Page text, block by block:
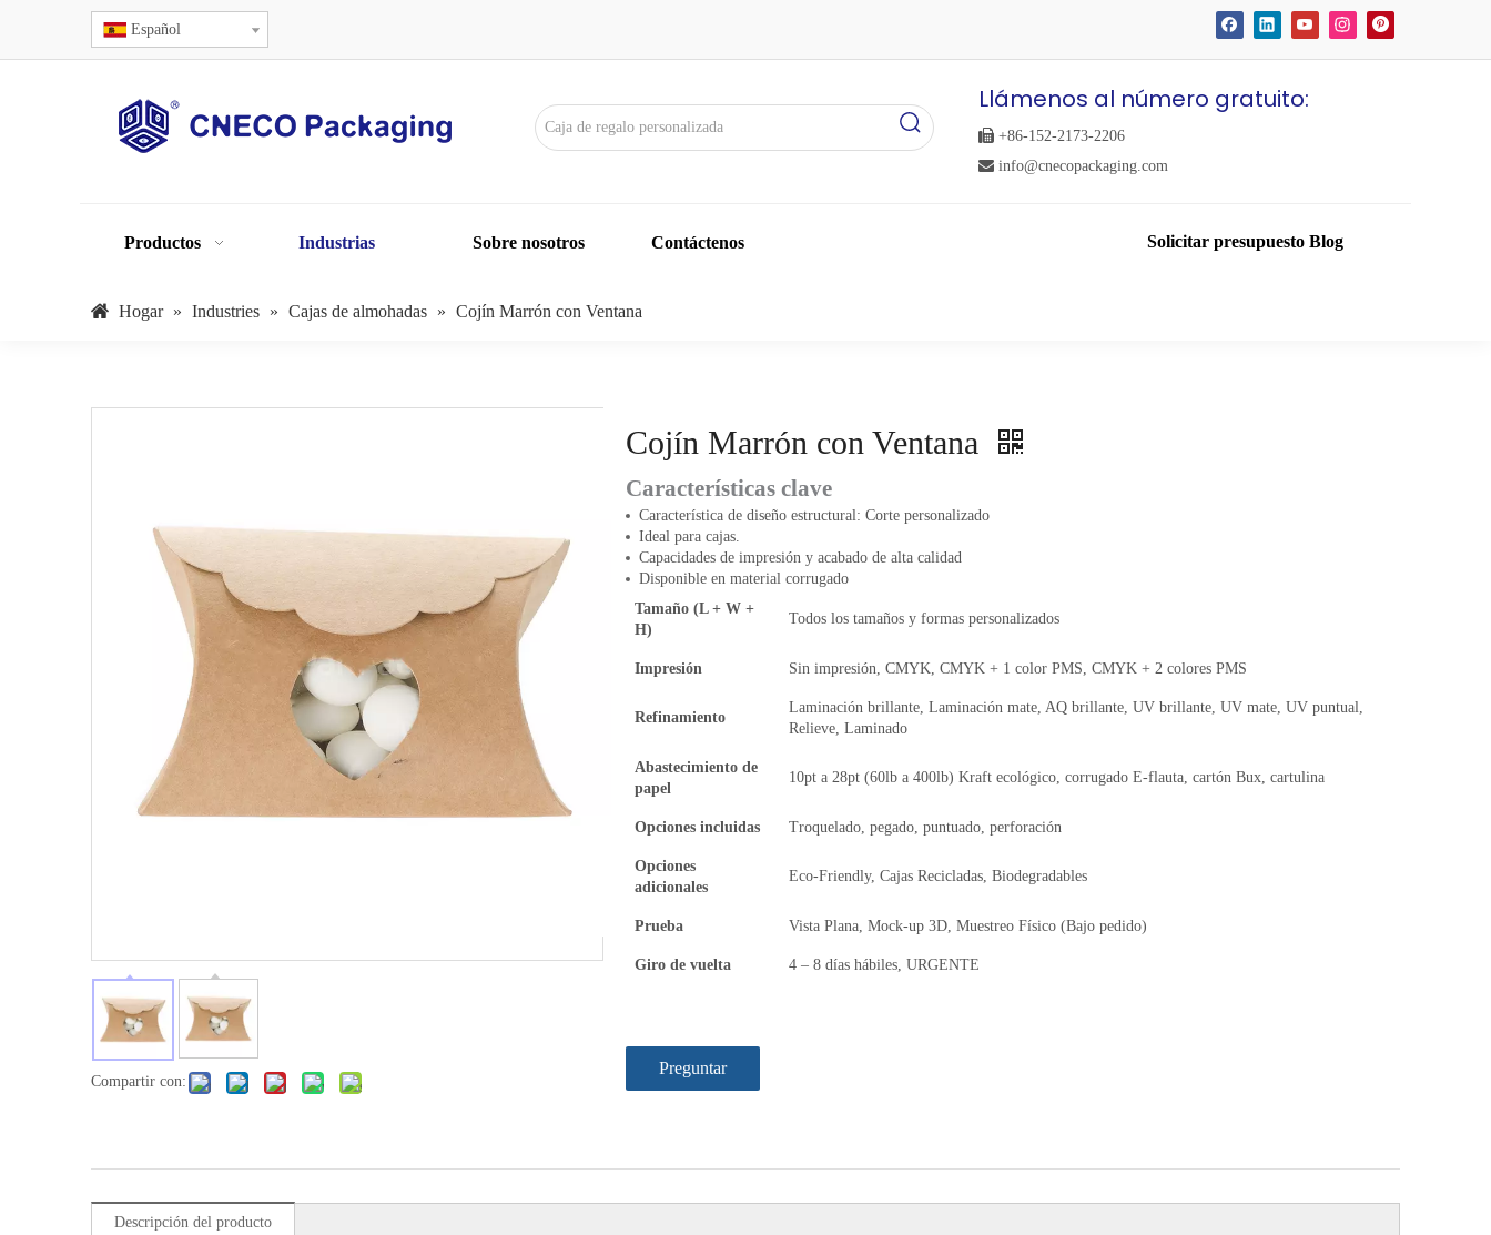
Español
Llámenos al número gratuito:
 +86-152-2173-2206
 info@cnecopackaging.com
Productos Industrias Sobre nosotros Contáctenos Solicitar presupuesto Blog
Hogar » Industries » Cajas de almohadas » Cojín Marrón con Ventana
Compartir con:
Cojín Marrón con Ventana
Características clave
Característica de diseño estructural: Corte personalizado
Ideal para cajas.
Capacidades de impresión y acabado de alta calidad
Disponible en material corrugado
Tamaño (L + W +
H)
Todos los tamaños y formas personalizados
Impresión Sin impresión, CMYK, CMYK + 1 color PMS, CMYK + 2 colores PMS
Refinamiento
Laminación brillante, Laminación mate, AQ brillante, UV brillante, UV mate, UV puntual,
Relieve, Laminado
Abastecimiento de
papel
10pt a 28pt (60lb a 400lb) Kraft ecológico, corrugado E-flauta, cartón Bux, cartulina
Opciones incluidas Troquelado, pegado, puntuado, perforación
Opciones
adicionales
Eco-Friendly, Cajas Recicladas, Biodegradables
Prueba Vista Plana, Mock-up 3D, Muestreo Físico (Bajo pedido)
Giro de vuelta 4 – 8 días hábiles, URGENTE
Preguntar
Descripción del producto